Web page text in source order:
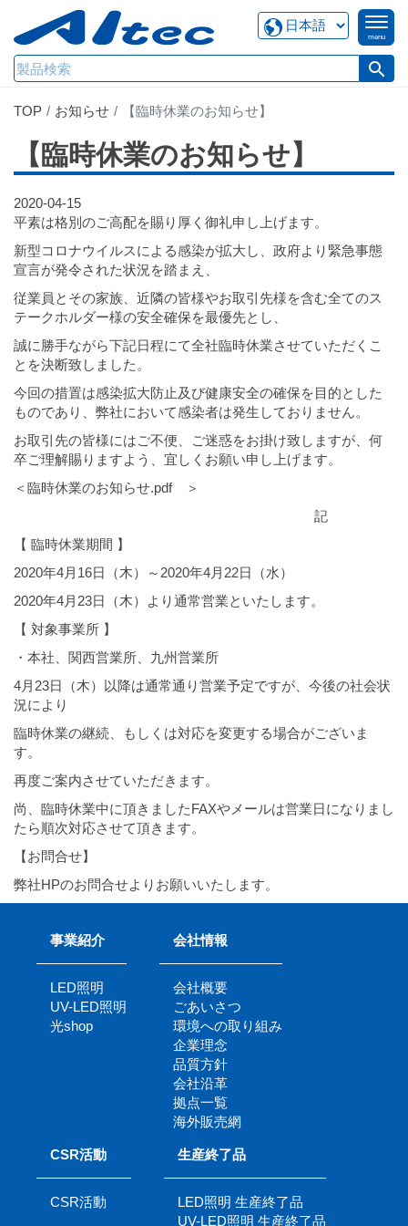
menu
search
TOP お知らせ 【臨時休業のお知らせ】
【臨時休業のお知らせ】
2020-04-15
平素は格別のご高配を賜り厚く御礼申し上げます。
新型コロナウイルスによる感染が拡大し、政府より緊急事態
宣言が発令された状況を踏まえ、
従業員とその家族、近隣の皆様やお取引先様を含む全てのス
テークホルダー様の安全確保を最優先とし、
誠に勝手ながら下記日程にて全社臨時休業させていただくこ
とを決断致しました。
今回の措置は感染拡大防止及び健康安全の確保を目的とした
ものであり、弊社において感染者は発生しておりません。
お取引先の皆様にはご不便、ご迷惑をお掛け致しますが、何
卒ご理解賜りますよう、宜しくお願い申し上げます。
＜臨時休業のお知らせ.pdf ＞
記
【 臨時休業期間 】
2020年4月16日（木）～2020年4月22日（水）
2020年4月23日（木）より通常営業といたします。
【 対象事業所 】
・本社、関西営業所、九州営業所
4月23日（木）以降は通常通り営業予定ですが、今後の社会状
況により
臨時休業の継続、もしくは対応を変更する場合がございま
す。
再度ご案内させていただきます。
尚、臨時休業中に頂きましたFAXやメールは営業日になりまし
たら順次対応させて頂きます。
【お問合せ】
弊社HPのお問合せよりお願いいたします。
事業紹介
LED照明
UV-LED照明
光shop
会社情報
会社概要
ごあいさつ
環境への取り組み
企業理念
品質方針
会社沿革
拠点一覧
海外販売網
CSR活動
CSR活動
生産終了品
LED照明 生産終了品
UV-LED照明 生産終了品